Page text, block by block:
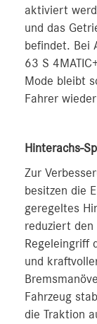
aktiviert
und das
befindet. Bei
63 S
Mode bleibt
Fahrer
Hinterachs-
Zur
besitzen die
geregeltes
reduziert den
Regeleingriff
und
Fahrzeug
die Traktion